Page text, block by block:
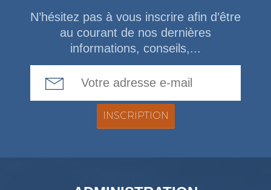
N’hésitez pas à vous inscrire afin d’être
au courant de nos dernières
informations, conseils,...